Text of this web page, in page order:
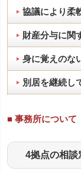
協議により柔
財産分与に関
身に覚えのな
別居を継続し
■ 事務所について
4拠点の相談